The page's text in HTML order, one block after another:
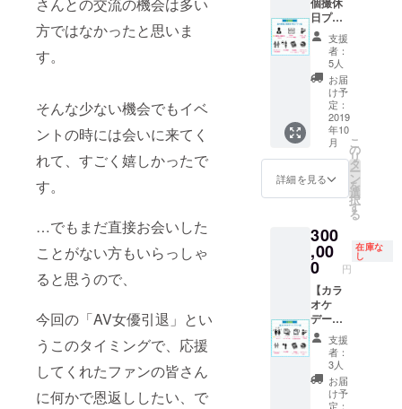
さんとの交流の機会は多い
方ではなかったと思いま
す。
そんな少ない機会でもイベ
ントの時には会いに来てく
れて、すごく嬉しかったで
す。
…でもまだ直接お会いした
ことがない方もいらっしゃ
ると思うので、
今回の「AV女優引退」とい
うこのタイミングで、応援
してくれたファンの皆さん
に何かで恩返ししたい、で
ジット
掲載 •水
着個撮
（45
分） ※
お渡し
会は
2019年
9月28日
(土)都内
某所に
て ※ク
レジッ
ト掲載
お名前
を備考
欄に記
載して
くださ
い。公
序良俗
に反す
るな
ど、不
適切と
判断さ
れるも
日プラ
ン】 •写
真集
（サイ
ン＋宛
名入
り） •ド
キュメ
ント
DVD •お
渡し会
参加券 •
ツー
ショッ
メラは
ご用意
くださ
い） •本
人挨拶 •
クレ
ジット
掲載 •水
着個撮
（45
分） ※
お渡し
会は
支援
者：
5人
お届
け予
定：
2019
年10
月
詳細を見る
こ
の
リ
タ
ー
ン
を
選
択
す
る
300
,00
0 円
在庫な
し
【カラ
オケ
デート
プラ
ン】 •写
真集
（サイ
ン入り
＋宛名
支援
者：
3人
お届
け予
定：